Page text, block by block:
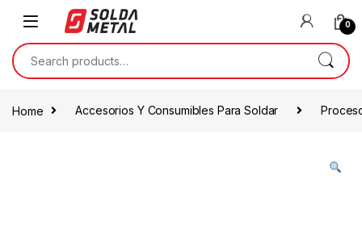
0
Home Accesorios Y Consumibles Para Soldar